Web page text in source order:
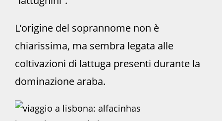
L’origine del soprannome non è
chiarissima, ma sembra legata alle
coltivazioni di lattuga presenti durante la
dominazione araba.